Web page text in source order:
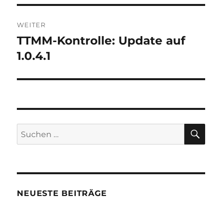
WEITER
Nächster
Beitrag:
TTMM-Kontrolle: Update auf
1.0.4.1
Suchen
nach:
NEUESTE BEITRÄGE